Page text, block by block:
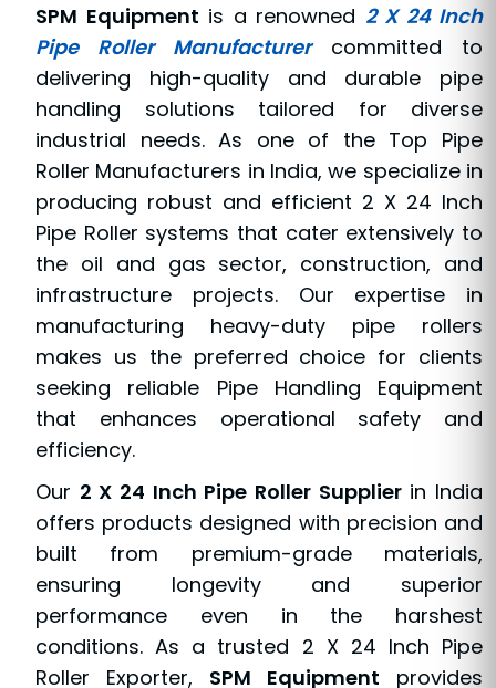
SPM Equipment is a renowned 2 X 24 Inch
Pipe Roller Manufacturercommitted to
delivering high-quality and durable pipe
handling solutions tailored for diverse
industrial needs. As one of the Top Pipe
Roller Manufacturers in India, we specialize in
producing robust and efficient 2 X 24 Inch
Pipe Roller systems that cater extensively to
the oil and gas sector, construction, and
infrastructure projects. Our expertise in
manufacturing heavy-duty pipe rollers
makes us the preferred choice for clients
seeking reliable Pipe Handling Equipment
that enhances operational safety and
efficiency.
Our 2 X 24 Inch Pipe Roller Supplierin India
offers products designed with precision and
built from premium-grade materials,
ensuring longevity and superior
performance even in the harshest
conditions. As a trusted 2 X 24 Inch Pipe
Roller Exporter, SPM Equipment provides